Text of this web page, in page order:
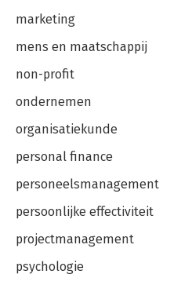
marketing
mens en maatschappij
non-profit
ondernemen
organisatiekunde
personal finance
personeelsmanagement
persoonlijke effectiviteit
projectmanagement
psychologie